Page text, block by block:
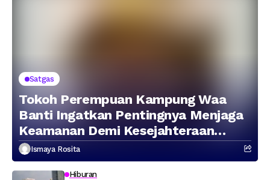
Satgas
Tokoh Perempuan Kampung Waa
Banti Ingatkan Pentingnya Menjaga
Keamanan Demi Kesejahteraan
Masyarakat
Ismaya Rosita
Hiburan